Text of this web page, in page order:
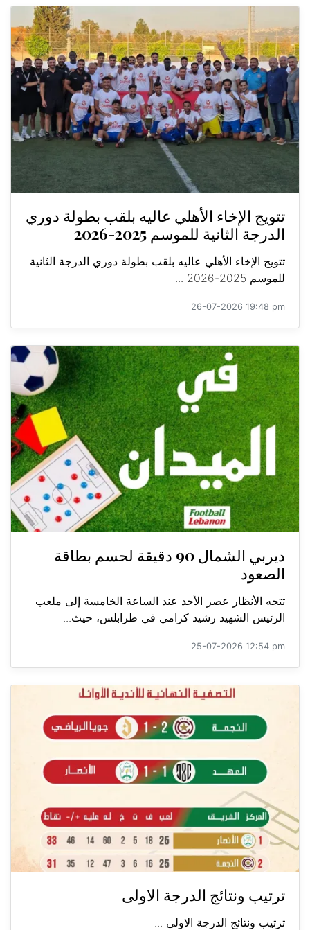
تتويج الإخاء الأهلي عاليه بلقب بطولة دوري
الدرجة الثانية للموسم 2025-2026
تتويج الإخاء الأهلي عاليه بلقب بطولة دوري الدرجة الثانية
للموسم 2025-2026 ...
26-07-2026 19:48 pm
ديربي الشمال 90 دقيقة لحسم بطاقة
الصعود
تتجه الأنظار عصر الأحد عند الساعة الخامسة إلى ملعب
الرئيس الشهيد رشيد كرامي في طرابلس، حيث...
25-07-2026 12:54 pm
ترتيب ونتائج الدرجة الاولى
ترتيب ونتائج الدرجة الاولى ...